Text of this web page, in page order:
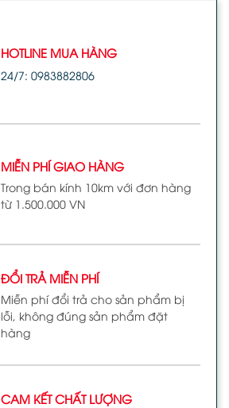
HOTLINE MUA HÀNG
24/7: 0983882806
MIỄN PHÍ GIAO HÀNG
Trong bán kính 10km với đơn hàng
từ 1.500.000 VN
ĐỔI TRẢ MIỄN PHÍ
Miễn phí đổi trả cho sản phẩm bị
lỗi, không đúng sản phẩm đặt
hàng
CAM KẾT CHẤT LƯỢNG